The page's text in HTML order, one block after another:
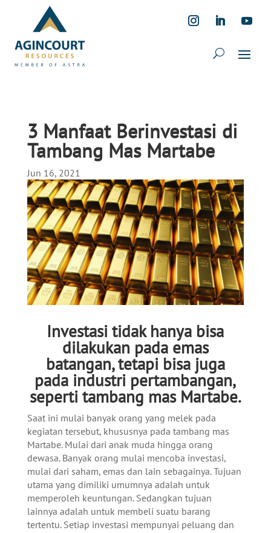
3 Manfaat Berinvestasi di
Tambang Mas Martabe
Jun 16, 2021
Investasi tidak hanya bisa
dilakukan pada emas
batangan, tetapi bisa juga
pada industri pertambangan,
seperti tambang mas Martabe.
Saat ini mulai banyak orang yang melek pada
kegiatan tersebut, khususnya pada tambang mas
Martabe. Mulai dari anak muda hingga orang
dewasa. Banyak orang mulai mencoba investasi,
mulai dari saham, emas dan lain sebagainya. Tujuan
utama yang dimiliki umumnya adalah untuk
memperoleh keuntungan. Sedangkan tujuan
lainnya adalah untuk membeli suatu barang
tertentu. Setiap investasi mempunyai peluang dan